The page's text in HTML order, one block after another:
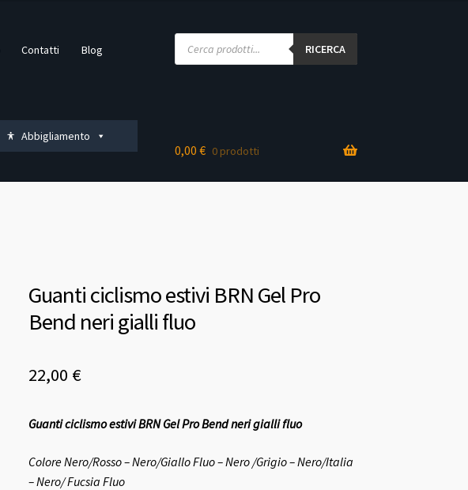
Contatti Blog
Products
search RICERCA
Abbigliamento
0,00 € 0 prodotti
Guanti ciclismo estivi BRN Gel Pro
Bend neri gialli fluo
22,00 €
Guanti ciclismo estivi BRN Gel Pro Bend neri gialli fluo
ColoreNero/Rosso – Nero/Giallo Fluo – Nero /Grigio – Nero/Italia
– Nero/ Fucsia Fluo